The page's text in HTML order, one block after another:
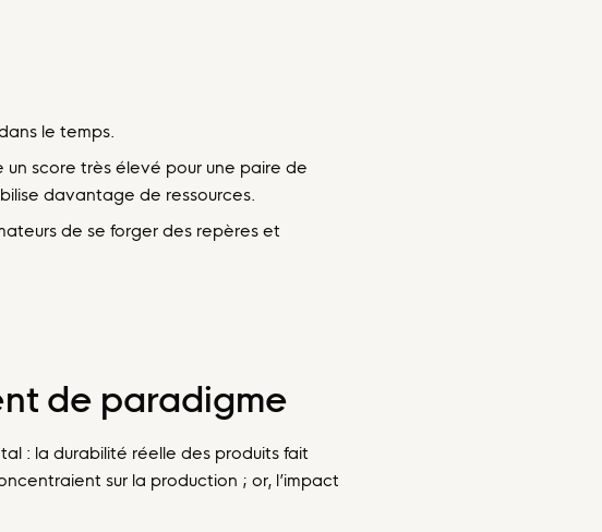
le temps.
un score très élevé pour une paire de
davantage de ressources.
de se forger des repères et
de paradigme
: la durabilité réelle des produits fait
sur la production ; or, l’impact